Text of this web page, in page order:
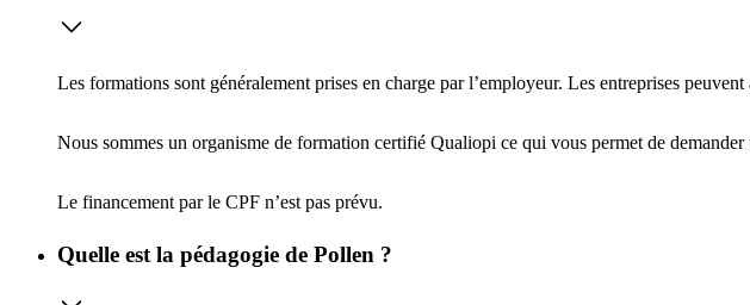
Les formations sont généralement prises en charge par l’employeur. Les entreprises
Nous sommes un organisme de formation certifié Qualiopi ce qui vous permet de
Le financement par le CPF n’est pas prévu.
Quelle est la pédagogie de Pollen ?